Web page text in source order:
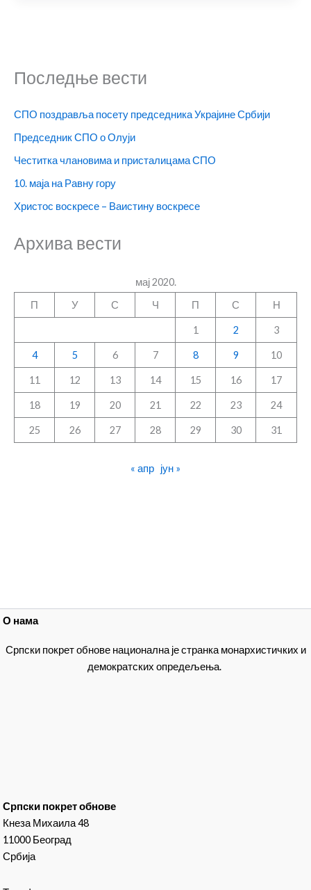
Последње вести
СПО поздравља посету председника Украјине Србији
Председник СПО о Олуји
Честитка члановима и присталицама СПО
10. маја на Равну гору
Христос воскресе – Ваистину воскресе
Архива вести
мај 2020.
П
У С Ч П С Н
1 2 3
4 5 6 7 8 9 10
11 12 13 14 15 16 17
18 19 20 21 22 23 24
25 26 27 28 29 30 31
« апр јун »
О нама
Српски покрет обнове национална је странка монархистичких и
демократских опредељења.
Српски покрет обнове
Кнеза Михаила 48
11000 Београд
Србија